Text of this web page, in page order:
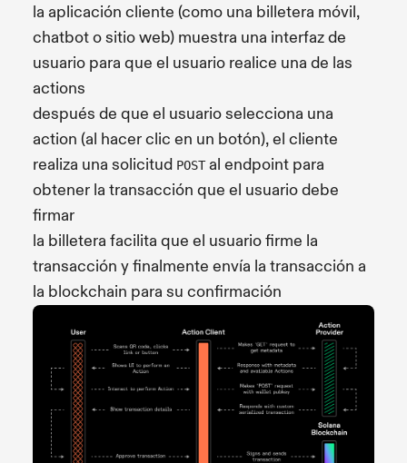
la aplicación cliente (como una billetera móvil,
chatbot o sitio web) muestra una interfaz de
usuario para que el usuario realice una de las
actions
después de que el usuario selecciona una
action (al hacer clic en un botón), el cliente
realiza una solicitud POSTal endpoint para
obtener la transacción que el usuario debe
firmar
la billetera facilita que el usuario firme la
transacción y finalmente envía la transacción a
la blockchain para su confirmación